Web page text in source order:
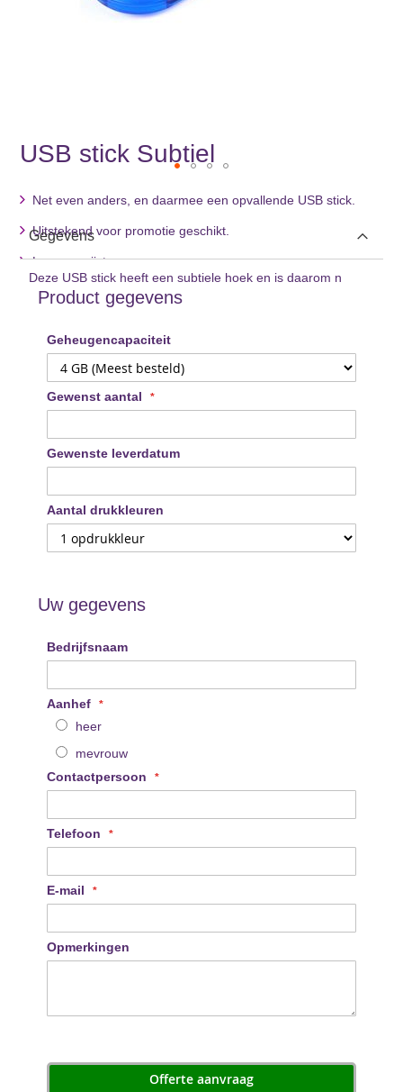
naar
het
begin
van
de
afbeeldingen-
USB stick Subtiel
Net even anders, en daarmee een opvallende USB stick.
Uitstekend voor promotie geschikt.
Laag geprijst.
Gegevens
Deze USB stick heeft een subtiele hoek en is daarom n
Product gegevens
Geheugencapaciteit
Gewenst aantal
Gewenste leverdatum
Aantal drukkleuren
Uw gegevens
Bedrijfsnaam
Aanhef
heer
mevrouw
Contactpersoon
Telefoon
E-mail
Opmerkingen
Offerte aanvraag